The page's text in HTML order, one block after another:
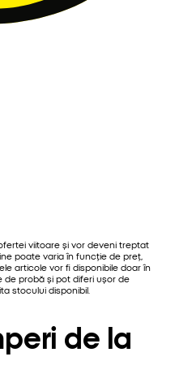
viitoare și vor deveni treptat
poate varia în funcție de preț,
articole vor fi disponibile doar în
de probă și pot diferi ușor de
stocului disponibil.
de la